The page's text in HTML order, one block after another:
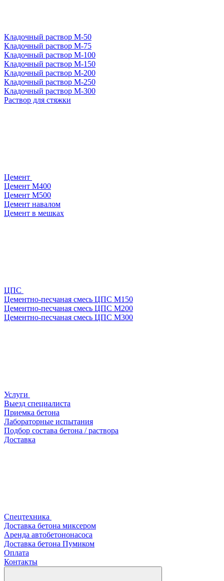
Кладочный раствор М-50
Кладочный раствор М-75
Кладочный раствор М-100
Кладочный раствор М-150
Кладочный раствор М-200
Кладочный раствор М-250
Кладочный раствор М-300
Раствор для стяжки
Цемент
Цемент М400
Цемент М500
Цемент навалом
Цемент в мешках
ЦПС
Цементно-песчаная смесь ЦПС М150
Цементно-песчаная смесь ЦПС М200
Цементно-песчаная смесь ЦПС М300
Услуги
Выезд специалиста
Приемка бетона
Лабораторные испытания
Подбор состава бетона / раствора
Доставка
Спецтехника
Доставка бетона миксером
Аренда автобетононасоса
Доставка бетона Пумиком
Оплата
Контакты